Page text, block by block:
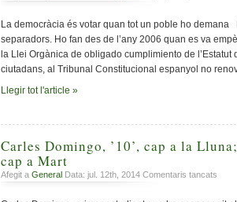
La democràcia és votar quan tot un poble ho demana
separadors. Ho fan des de l’any 2006 quan es va
la Llei Orgànica de obligado cumplimiento de l’Estatut
ciutadans, al Tribunal Constitucional espanyol no
Llegir tot l'article »
Carles Domingo, ’10’, cap a la
cap a Mart
Afegit a General Data: jul. 12th, 2014 Comentaris tancats